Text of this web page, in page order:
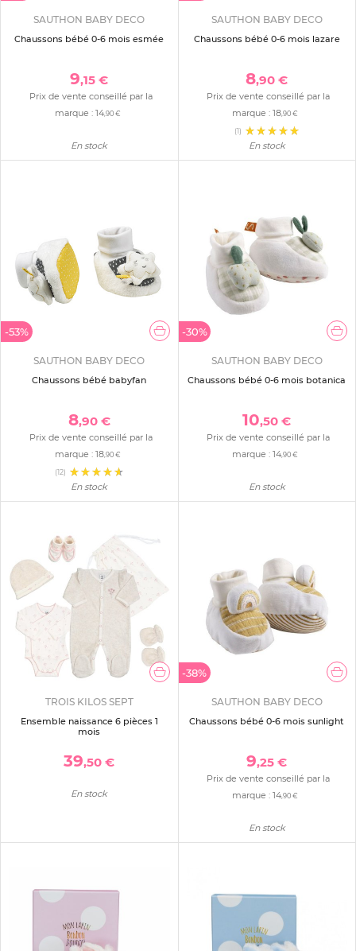
SAUTHON BABY DECO
Chaussons bébé 0-6 mois esmée
9,15 €
Prix de vente conseillé par la
marque : 14,90 €
En stock
SAUTHON BABY DECO
Chaussons bébé 0-6 mois lazare
8,90 €
Prix de vente conseillé par la
marque :18,90 €
(1)
En stock
-53%
SAUTHON BABY DECO
Chaussons bébé babyfan
8,90 €
Prix de vente conseillé par la
marque : 18,90 €
(12)
En stock
-30%
SAUTHON BABY DECO
Chaussons bébé 0-6 mois botanica
10,50 €
Prix de vente conseillé par la
marque :14,90 €
En stock
TROIS KILOS SEPT
Ensemble naissance 6 pièces 1
mois
39,50 €
En stock
-38%
SAUTHON BABY DECO
Chaussons bébé 0-6 mois sunlight
9,25 €
Prix de vente conseillé par la
marque :14,90 €
En stock